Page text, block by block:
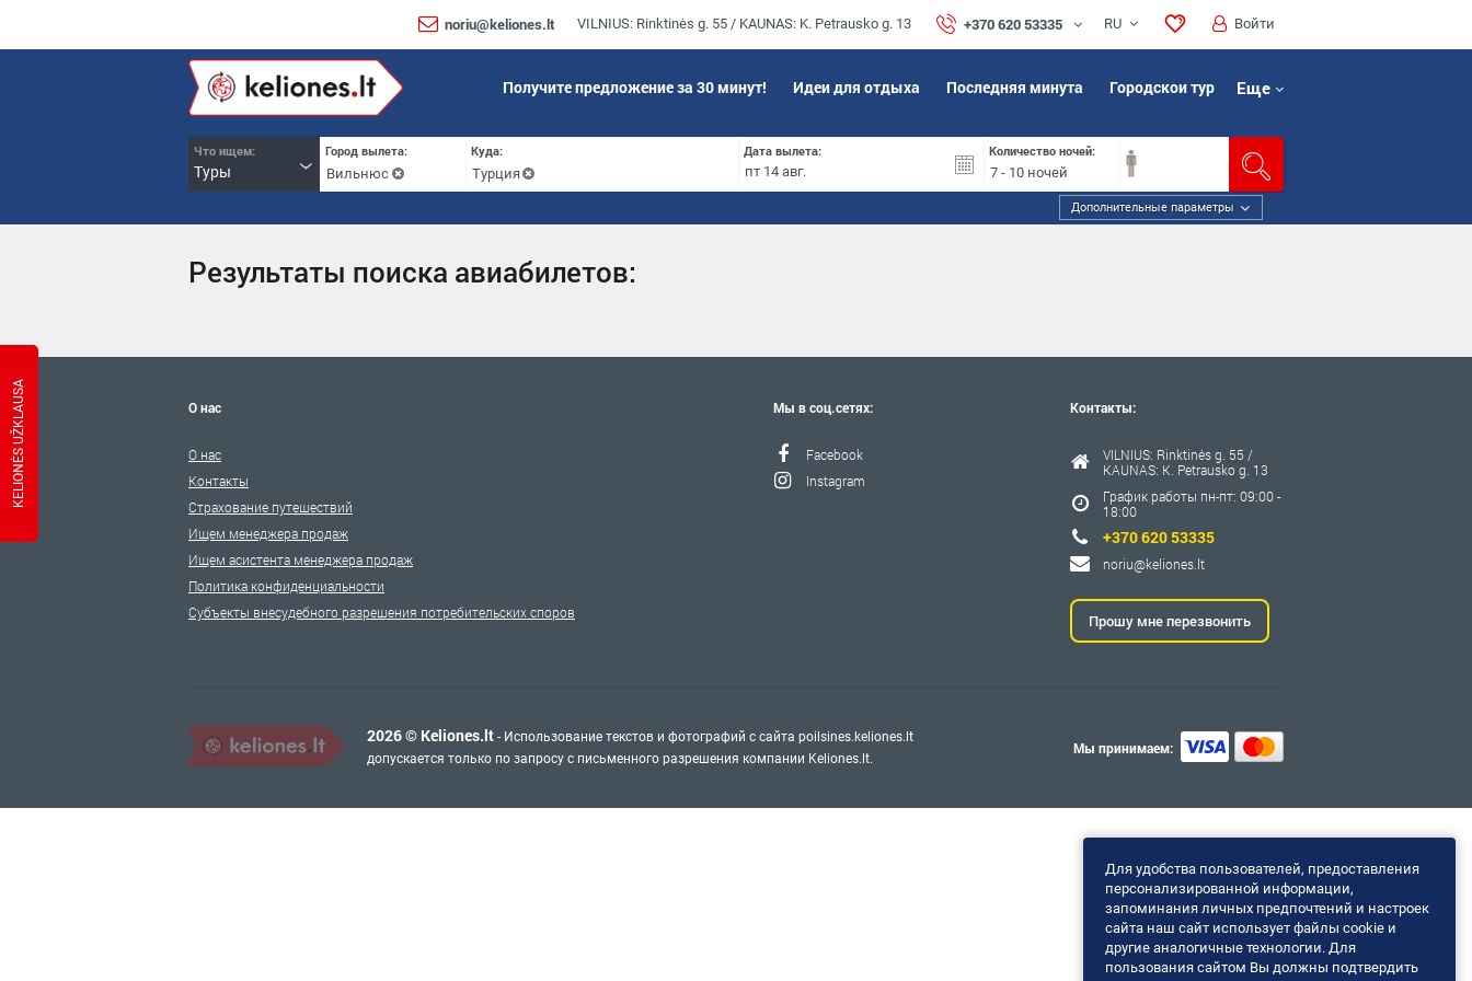
noriu@keliones.lt VILNIUS: Rinktinės g. 55 / KAUNAS: K. Petrausko g. 13 +370 620 53335 RU Войти
Получите предложение за 30 минут! Идеи для отдыха Последняя минута Городскои тур Еще
Что ищем:
Туры
Город вылета:
Вильнюс
Куда:
Турция
Дата вылета:
Количество ночей:
7 - 10 ночей
Дополнительные параметры
Результаты поиска авиабилетов:
О нас
О нас
Контакты
Страхование путешествий
Ищем менеджера продаж
Ищем асистента менеджера продаж
Политика конфиденциальности
Субъекты внесудебного разрешения потребительских споров
Мы в соц.сетях:
Facebook
Instagram
Контакты:
VILNIUS: Rinktinės g. 55 /
KAUNAS: K. Petrausko g. 13
График работы пн-пт: 09:00 -
18:00
+370 620 53335
noriu@keliones.lt
Прошу мне перезвонить
2026 © Keliones.lt - Использование текстов и фотографий с сайта poilsines.keliones.lt
допускается только по запросу с письменного разрешения компании Keliones.lt.
Мы принимаем:
Для удобства пользователей, предоставления
персонализированной информации,
запоминания личных предпочтений и настроек
сайта наш сайт использует файлы cookie и
другие аналогичные технологии. Для
пользования сайтом Вы должны подтвердить
KELIONĖS UŽKLAUSA